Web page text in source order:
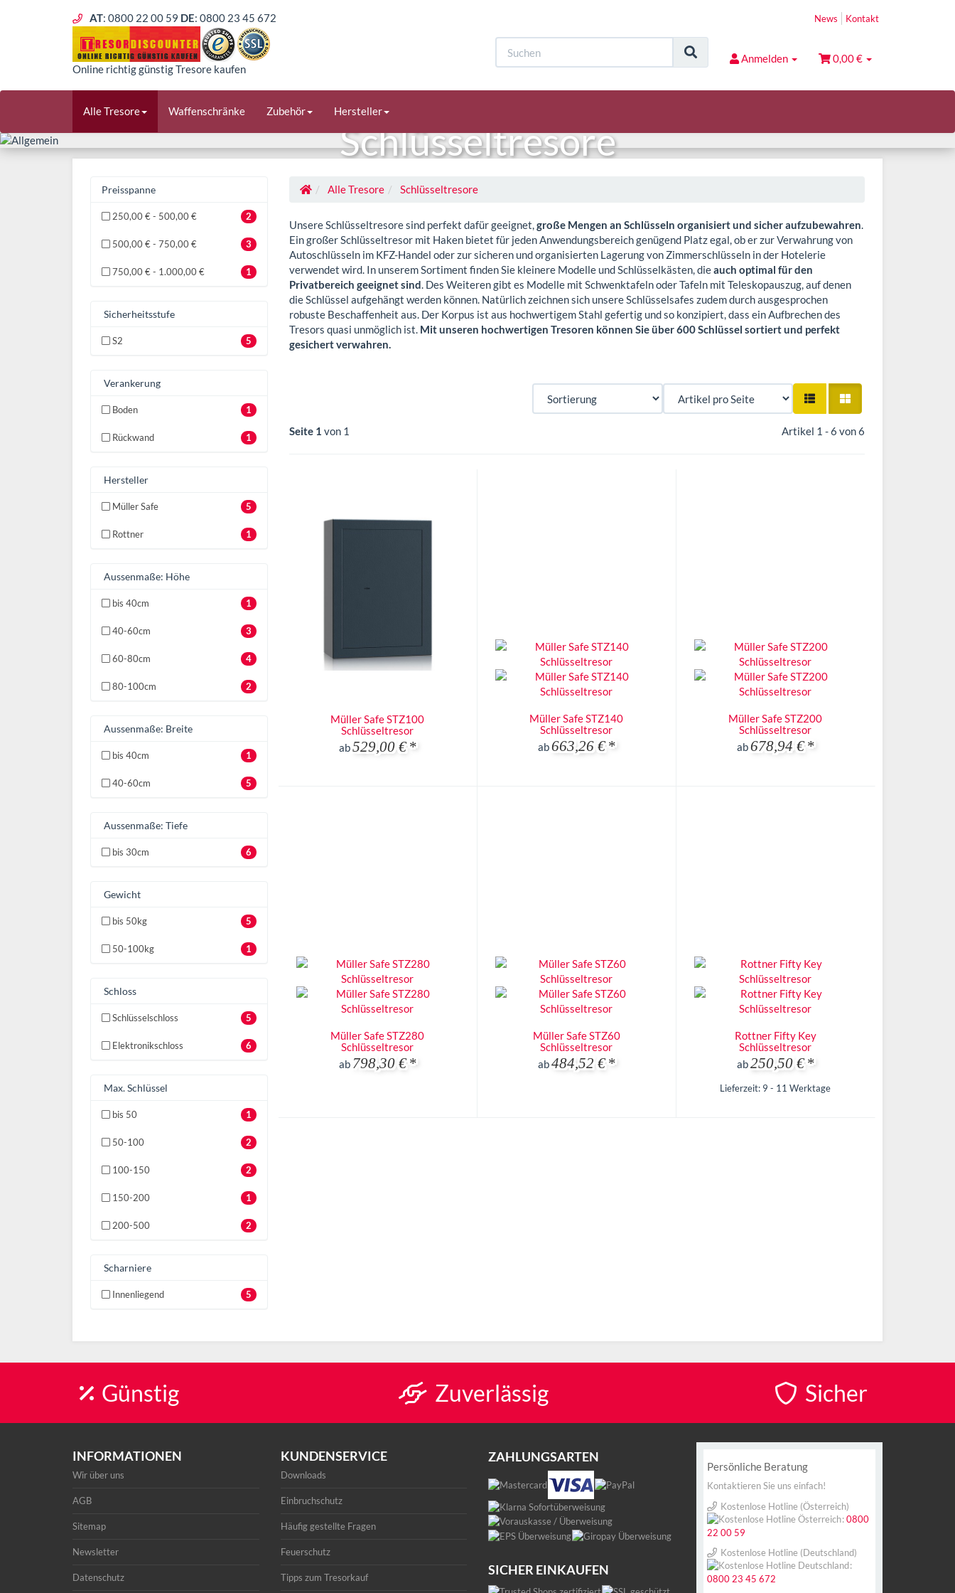
AT: 0800 22 00 59 DE: 0800 23 45 672 News Kontakt
Online richtig günstig Tresore kaufen
Anmelden 0,00 €
Alle Tresore Waffenschränke Zubehör Hersteller
Schlüsseltresore
Alle Tresore Schlüsseltresore
Unsere Schlüsseltresore sind perfekt dafür geeignet,große Mengen an Schlüsseln organisiert und sicher aufzubewahren.
Ein großer Schlüsseltresor mit Haken bietet für jeden Anwendungsbereich genügend Platz egal, ob er zur Verwahrung von
Autoschlüsseln im KFZ-Handel oder zur sicheren und organisierten Lagerung von Zimmerschlüsseln in der Hotelerie
verwendet wird. In unserem Sortiment finden Sie kleinere Modelle und Schlüsselkästen, dieauch optimal für den
Privatbereich geeignet sind. Des Weiteren gibt es Modelle mit Schwenktafeln oder Tafeln mit Teleskopauszug, auf denen
die Schlüssel aufgehängt werden können. Natürlich zeichnen sich unsere Schlüsselsafes zudem durch ausgesprochen
robuste Beschaffenheit aus. Der Korpus ist aus hochwertigem Stahl gefertig und so konzipiert, dass ein Aufbrechen des
Tresors quasi unmöglich ist. Mit unseren hochwertigen Tresoren können Sie über 600 Schlüssel sortiert und perfekt
gesichert verwahren.
Seite 1 von 1 Artikel 1 - 6 von 6
Müller Safe STZ100
Schlüsseltresor
ab529,00 € *
Müller Safe STZ140
Schlüsseltresor
ab663,26 € *
Müller Safe STZ200
Schlüsseltresor
ab678,94 € *
Müller Safe STZ280
Schlüsseltresor
ab 798,30 € *
Müller Safe STZ60
Schlüsseltresor
ab484,52 € *
Rottner Fifty Key
Schlüsseltresor
ab250,50 € *
Lieferzeit: 9 - 11 Werktage
Preisspanne
2
250,00 € - 500,00 €
3
500,00 € - 750,00 €
1
750,00 € - 1.000,00 €
Sicherheitsstufe
5
S2
Verankerung
1
Boden
1
Rückwand
Hersteller
5
Müller Safe
1
Rottner
Aussenmaße: Höhe
1
bis 40cm
3
40-60cm
4
60-80cm
2
80-100cm
Aussenmaße: Breite
1
bis 40cm
5
40-60cm
Aussenmaße: Tiefe
6
bis 30cm
Gewicht
5
bis 50kg
1
50-100kg
Schloss
5
Schlüsselschloss
6
Elektronikschloss
Max. Schlüssel
1
bis 50
2
50-100
2
100-150
1
150-200
2
200-500
Scharniere
5
Innenliegend
Günstig Zuverlässig Sicher
INFORMATIONEN
Wir über uns
AGB
Sitemap
Newsletter
Datenschutz
KUNDENSERVICE
Downloads
Einbruchschutz
Häufig gestellte Fragen
Feuerschutz
Tipps zum Tresorkauf
ZAHLUNGSARTEN
SICHER EINKAUFEN
Persönliche Beratung
Kontaktieren Sie uns einfach!
Kostenlose Hotline (Österreich)
:0800
22 00 59
Kostenlose Hotline (Deutschland)
:
0800 23 45 672